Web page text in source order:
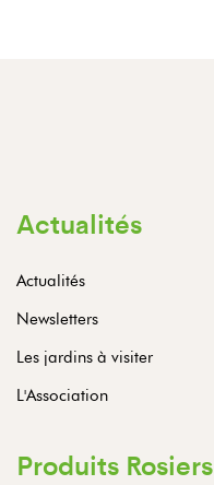
Actualités
Actualités
Newsletters
Les jardins à visiter
L'Association
Produits Rosiers